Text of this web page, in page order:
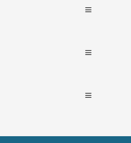
包
/生活
學
秘書APP
接報名